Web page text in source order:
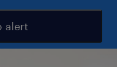
alert